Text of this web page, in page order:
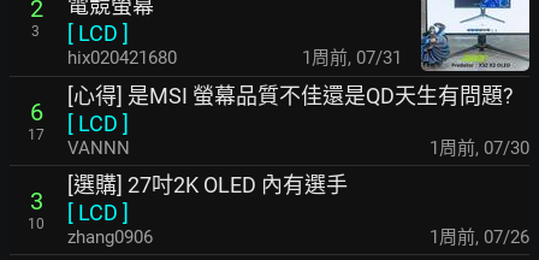
2
3
電競螢幕
[ LCD ]
hix020421680 1周前, 07/31
6
17
[心得] 是MSI 螢幕品質不佳還是QD天生有問題?
[ LCD ]
VANNN 1周前, 07/30
3
10
[選購] 27吋2K OLED 內有選手
[ LCD ]
zhang0906 1周前, 07/26